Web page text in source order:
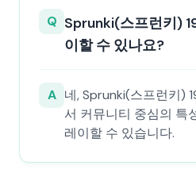
Q Sprunki(스프런키)
이할 수 있나요?
A 네, Sprunki(스프런키)
서 커뮤니티 중심의 특
레이할 수 있습니다.